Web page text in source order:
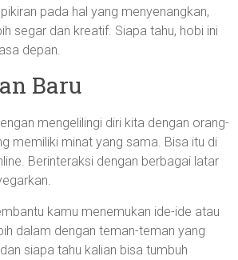
pada hal yang menyenangkan,
segar dan kreatif. Siapa tahu, hobi ini
depan.
Baru
mengelilingi diri kita dengan orang-
memiliki minat yang sama. Bisa itu di
Berinteraksi dengan berbagai latar
kamu menemukan ide-ide atau
dalam dengan teman-teman yang
siapa tahu kalian bisa tumbuh